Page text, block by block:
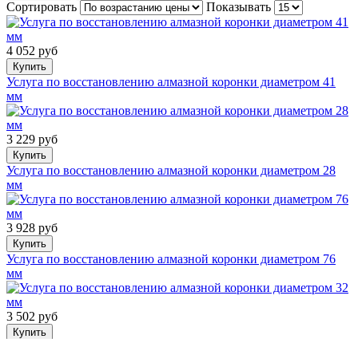
Сортировать Показывать
4 052 руб
Купить
Услуга по восстановлению алмазной коронки диаметром 41
мм
3 229 руб
Купить
Услуга по восстановлению алмазной коронки диаметром 28
мм
3 928 руб
Купить
Услуга по восстановлению алмазной коронки диаметром 76
мм
3 502 руб
Купить